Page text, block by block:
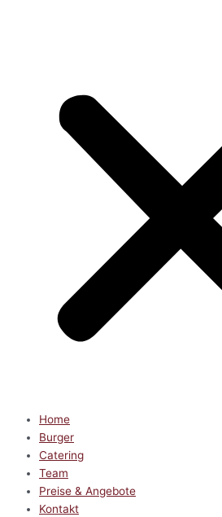
Home
Burger
Catering
Team
Preise & Angebote
Kontakt